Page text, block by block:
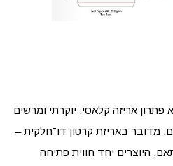
פתרון אריזה קלאסי, יוקרתי ומרשים
מדובר באריזת קרטון דו־חלקית –
היוצרים יחד חווית פתיחה